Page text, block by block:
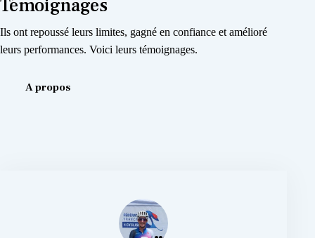
Témoignages
Ils ont repoussé leurs limites, gagné en confiance et amélioré
leurs performances. Voici leurs témoignages.
A propos